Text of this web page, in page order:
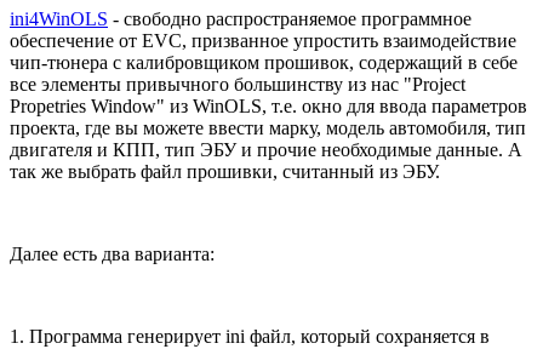
ini4WinOLS - свободно распространяемое программное
обеспечение от EVC, призванное упростить взаимодействие
чип-тюнера с калибровщиком прошивок, содержащий в себе
все элементы привычного большинству из нас "Project
Propetries Window" из WinOLS, т.е. окно для ввода параметров
проекта, где вы можете ввести марку, модель автомобиля, тип
двигателя и КПП, тип ЭБУ и прочие необходимые данные. А
так же выбрать файл прошивки, считанный из ЭБУ.
Далее есть два варианта:
1. Программа генерирует ini файл, который сохраняется в